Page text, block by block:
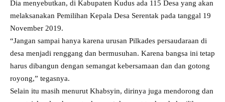
Dia menyebutkan, di Kabupaten Kudus ada 115 Desa yang akan
melaksanakan Pemilihan Kepala Desa Serentak pada tanggal 19
November 2019.
“Jangan sampai hanya karena urusan Pilkades persaudaraan di
desa menjadi renggang dan bermusuhan. Karena bangsa ini tetap
harus dibangun dengan semangat kebersamaan dan dan gotong
royong,” tegasnya.
Selain itu masih menurut Khabsyin, dirinya juga mendorong dan